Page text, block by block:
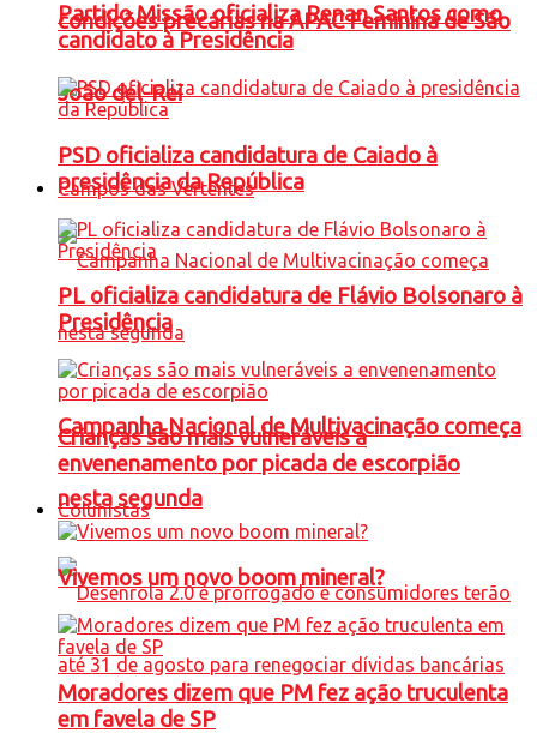
condições precárias na APAC Feminina de São
João del-Rei
Campos das Vertentes
Campanha Nacional de Multivacinação começa
nesta segunda
Partido Missão oficializa Renan Santos como
candidato à Presidência
PSD oficializa candidatura de Caiado à
presidência da República
PL oficializa candidatura de Flávio Bolsonaro à
Presidência
Crianças são mais vulneráveis a
envenenamento por picada de escorpião
Colunistas
Vivemos um novo boom mineral?
Moradores dizem que PM fez ação truculenta
em favela de SP